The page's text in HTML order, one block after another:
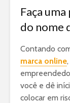
Faça
do nome
Contando
marca online
você e dê
colocar em